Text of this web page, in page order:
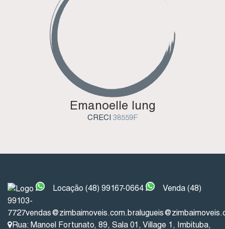
Emanoelle Iung
CRECI 38559F
Locação (48) 99167-0664
Venda (48)
99103-
7727vendas@zimbaimoveis.com.br
Rua: Manoel Fortunato, 89, Sala 01, Village 1, Imbituba,